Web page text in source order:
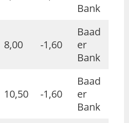
Bank
8,00 -1,60
Baad
er
Bank
10,50 -1,60
Baad
er
Bank